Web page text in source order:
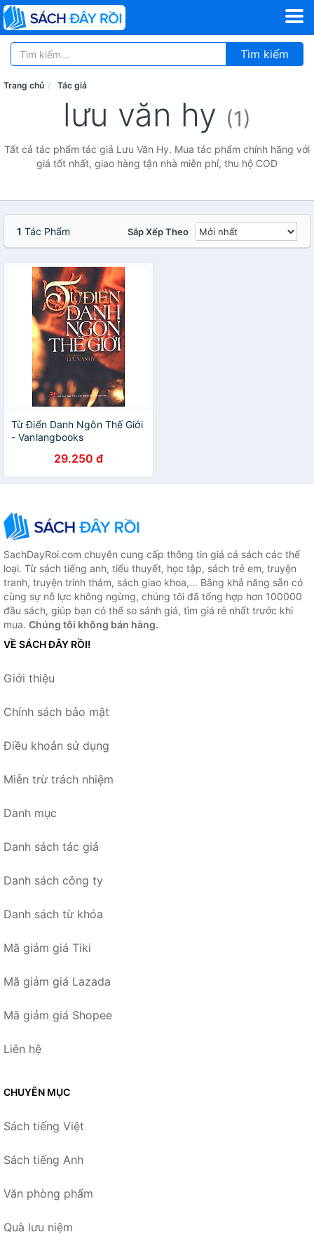
Tìm kiếm
Trang chủ Tác giả
lưu văn hy (1)
Tất cả tác phẩm tác giả Lưu Văn Hy. Mua tác phẩm chính hãng với
giá tốt nhất, giao hàng tận nhà miễn phí, thu hộ COD
1 Tác Phẩm Sắp Xếp Theo
Từ Điển Danh Ngôn Thế Giới
- Vanlangbooks
29.250 đ
SachDayRoi.com chuyên cung cấp thông tin giá cả sách các thể
loại. Từ sách tiếng anh, tiểu thuyết, học tập, sách trẻ em, truyện
tranh, truyện trinh thám, sách giao khoa,... Bằng khả năng sẵn có
cùng sự nỗ lực không ngừng, chúng tôi đã tổng hợp hơn 100000
đầu sách, giúp bạn có thể so sánh giá, tìm giá rẻ nhất trước khi
mua. Chúng tôi không bán hàng.
VỀ SÁCH ĐÂY RỒI!
Giới thiệu
Chính sách bảo mật
Điều khoản sử dụng
Miễn trừ trách nhiệm
Danh mục
Danh sách tác giả
Danh sách công ty
Danh sách từ khóa
Mã giảm giá Tiki
Mã giảm giá Lazada
Mã giảm giá Shopee
Liên hệ
CHUYÊN MỤC
Sách tiếng Việt
Sách tiếng Anh
Văn phòng phẩm
Quà lưu niệm